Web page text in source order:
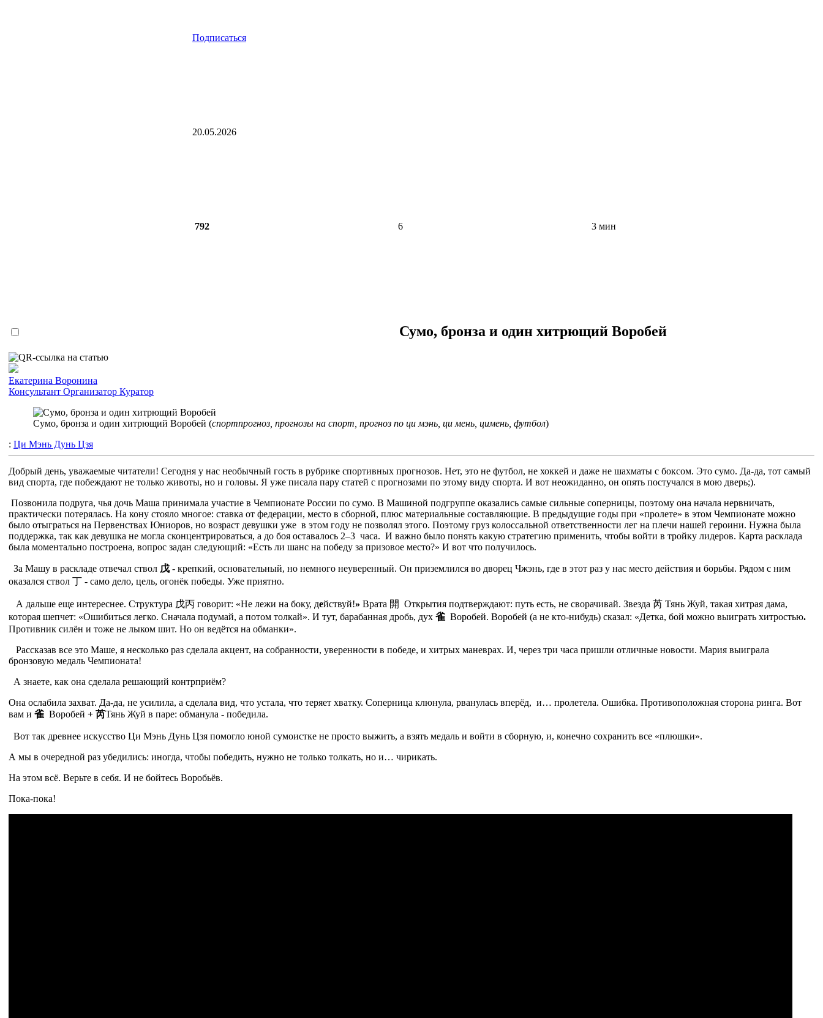
Подписаться
20.05.2026
792 6 3 мин
Сумо, бронза и один хитрющий Воробей
Екатерина Воронина
Консультант Организатор Куратор
Сумо, бронза и один хитрющий Воробей (спортпрогноз, прогнозы на спорт, прогноз по ци мэнь, ци мень, цимень, футбол)
: Ци Мэнь Дунь Цзя
Добрый день, уважаемые читатели! Сегодня у нас необычный гость в рубрике спортивных прогнозов. Нет, это не футбол, не хоккей и даже не шахматы с боксом. Это сумо. Да-да, тот самый
вид спорта, где побеждают не только животы, но и головы. Я уже писала пару статей с прогнозами по этому виду спорта. И вот неожиданно, он опять постучался в мою дверь;).
Позвонила подруга, чья дочь Маша принимала участие в Чемпионате России по сумо. В Машиной подгруппе оказались самые сильные соперницы, поэтому она начала нервничать,
практически потерялась. На кону стояло многое: ставка от федерации, место в сборной, плюс материальные составляющие. В предыдущие годы при «пролете» в этом Чемпионате можно
было отыграться на Первенствах Юниоров, но возраст девушки уже в этом году не позволял этого. Поэтому груз колоссальной ответственности лег на плечи нашей героини. Нужна была
поддержка, так как девушка не могла сконцентрироваться, а до боя оставалось 2–3 часа. И важно было понять какую стратегию применить, чтобы войти в тройку лидеров. Карта расклада
была моментально построена, вопрос задан следующий: «Есть ли шанс на победу за призовое место?» И вот что получилось.
За Машу в раскладе отвечал ствол 戊 - крепкий, основательный, но немного неуверенный. Он приземлился во дворец Чжэнь, где в этот раз у нас место действия и борьбы. Рядом с ним
оказался ствол 丁 - само дело, цель, огонёк победы. Уже приятно.
А дальше еще интереснее. Структура 戊丙 говорит: «Не лежи на боку, действуй!» Врата 開 Открытия подтверждают: путь есть, не сворачивай. Звезда 芮 Тянь Жуй, такая хитрая дама,
которая шепчет: «Ошибиться легко. Сначала подумай, а потом толкай». И тут, барабанная дробь, дух 雀 Воробей. Воробей (а не кто-нибудь) сказал: «Детка, бой можно выиграть хитростью.
Противник силён и тоже не лыком шит. Но он ведётся на обманки».
Рассказав все это Маше, я несколько раз сделала акцент, на собранности, уверенности в победе, и хитрых маневрах. И, через три часа пришли отличные новости. Мария выиграла
бронзовую медаль Чемпионата!
А знаете, как она сделала решающий контрприём?
Она ослабила захват. Да-да, не усилила, а сделала вид, что устала, что теряет хватку. Соперница клюнула, рванулась вперёд, и… пролетела. Ошибка. Противоположная сторона ринга. Вот
вам и 雀 Воробей + 芮Тянь Жуй в паре: обманула - победила.
Вот так древнее искусство Ци Мэнь Дунь Цзя помогло юной сумоистке не просто выжить, а взять медаль и войти в сборную, и, конечно сохранить все «плюшки».
А мы в очередной раз убедились: иногда, чтобы победить, нужно не только толкать, но и… чирикать.
На этом всё. Верьте в себя. И не бойтесь Воробьёв.
Пока-пока!